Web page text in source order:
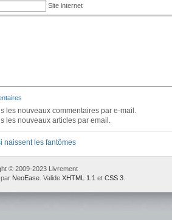
Site internet
les nouveaux commentaires par e-mail.
les nouveaux articles par email.
naissent les fantômes
© 2009-2023 Livrement
NeoEase . Valide XHTML 1.1 et CSS 3